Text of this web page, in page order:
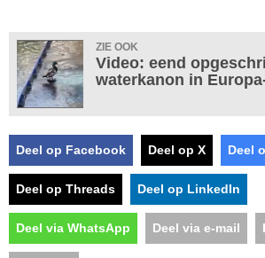
ZIE OOK
Video: eend
waterkanon in
Deel op Facebook Deel op X Deel
Deel op Threads Deel op LinkedIn
Deel via WhatsApp Deel via e-mail